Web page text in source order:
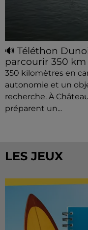
🔊 Téléthon
parcourir 350 km
350 kilomètres en
autonomie et un
recherche. À
préparent un...
LES JEUX